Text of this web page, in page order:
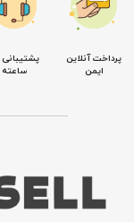
پرداخت آنلاین
ایمن
ساعته